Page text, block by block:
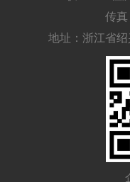
传真
地址：浙江省